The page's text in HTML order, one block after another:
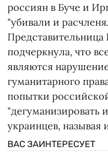
россиян в Буче и
"убивали и
подчеркнула, что
являются
гуманитарного
попытки
"дегуманизировать
украинцев, называя
ВАС ЗАИНТЕРЕСУЕТ